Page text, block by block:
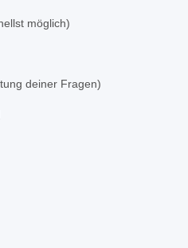
möglich)
deiner Fragen)